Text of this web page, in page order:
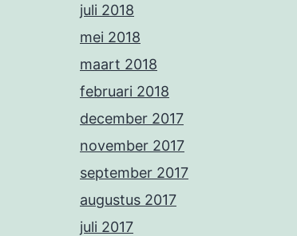
juli 2018
mei 2018
maart 2018
februari 2018
december 2017
november 2017
september 2017
augustus 2017
juli 2017